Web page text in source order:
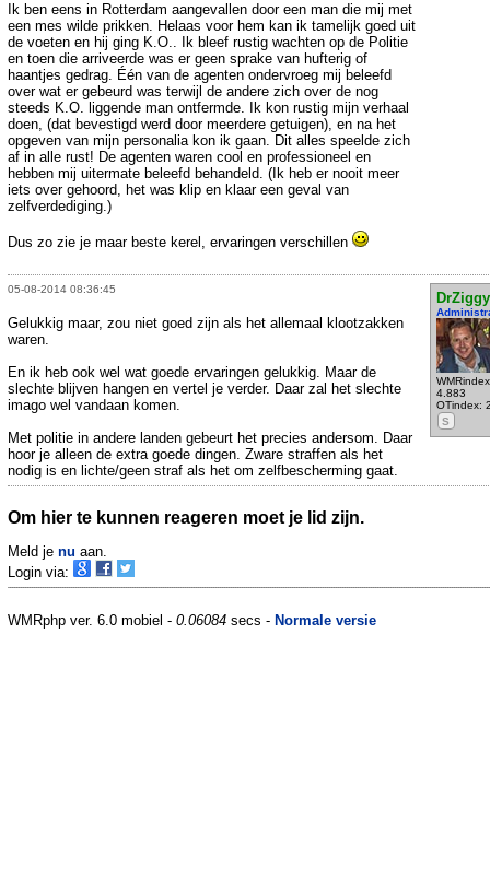
Ik ben eens in Rotterdam aangevallen door een man die mij met
een mes wilde prikken. Helaas voor hem kan ik tamelijk goed uit
de voeten en hij ging K.O.. Ik bleef rustig wachten op de Politie
en toen die arriveerde was er geen sprake van hufterig of
haantjes gedrag. Één van de agenten ondervroeg mij beleefd
over wat er gebeurd was terwijl de andere zich over de nog
steeds K.O. liggende man ontfermde. Ik kon rustig mijn verhaal
doen, (dat bevestigd werd door meerdere getuigen), en na het
opgeven van mijn personalia kon ik gaan. Dit alles speelde zich
af in alle rust! De agenten waren cool en professioneel en
hebben mij uitermate beleefd behandeld. (Ik heb er nooit meer
iets over gehoord, het was klip en klaar een geval van
zelfverdediging.)
Dus zo zie je maar beste kerel, ervaringen verschillen
05-08-2014 08:36:45
DrZiggy
4.883
OTindex:
S
Gelukkig maar, zou niet goed zijn als het allemaal klootzakken
waren.
En ik heb ook wel wat goede ervaringen gelukkig. Maar de
slechte blijven hangen en vertel je verder. Daar zal het slechte
imago wel vandaan komen.
Met politie in andere landen gebeurt het precies andersom. Daar
hoor je alleen de extra goede dingen. Zware straffen als het
nodig is en lichte/geen straf als het om zelfbescherming gaat.
Om hier te kunnen reageren moet je lid zijn.
Meld je nu aan.
Login via:
WMRphp ver. 6.0 mobiel - 0.06084 secs - Normale versie